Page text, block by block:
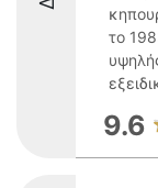
το
9.6